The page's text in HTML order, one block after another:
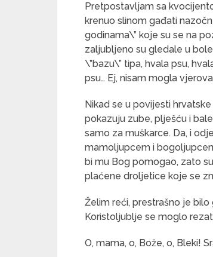
Pretpostavljam sa
krenuo slinom gađati
godinama\” koje su se na
zaljubljeno su gledale u
\”bazu\” tipa, hvala psu,
psu… Ej, nisam mogla
Nikad se u povijesti
pokazuju zube, plješću i
samo za muškarce. Da, i
mamoljupcem i
bi mu Bog pomogao, zato
plaćene droljetice koje se
Želim reći, prestrašno je
Koristoljublje se moglo
O, mama, o, Bože, o, Bleki!